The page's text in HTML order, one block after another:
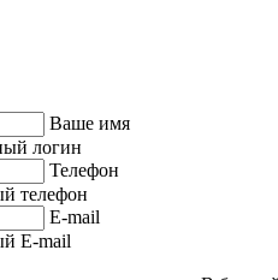
Ваше имя
логин
Телефон
телефон
E-mail
E-mail